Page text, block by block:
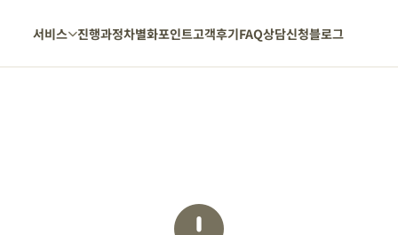
서비스 진행과정차별화포인트고객후기FAQ상담신청블로그